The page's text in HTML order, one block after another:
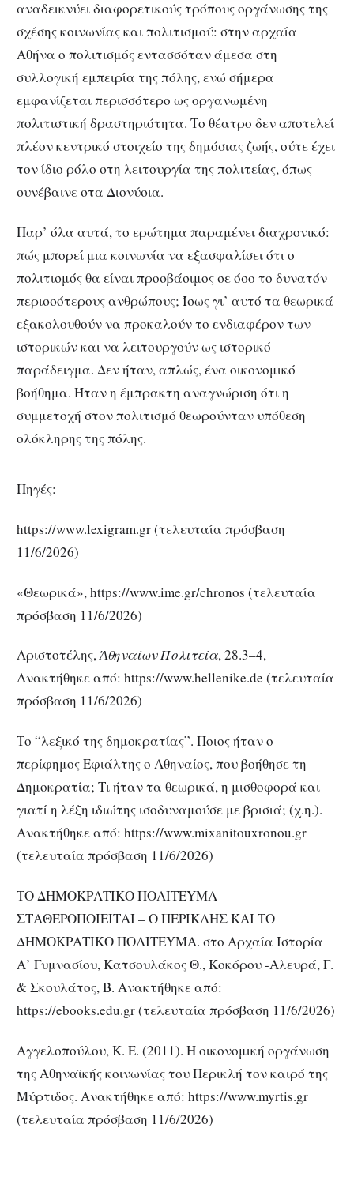
αναδεικνύει διαφορετικούς τρόπους οργάνωσης της
σχέσης κοινωνίας και πολιτισμού: στην αρχαία
Αθήνα ο πολιτισμός εντασσόταν άμεσα στη
συλλογική εμπειρία της πόλης, ενώ σήμερα
εμφανίζεται περισσότερο ως οργανωμένη
πολιτιστική δραστηριότητα. Το θέατρο δεν αποτελεί
πλέον κεντρικό στοιχείο της δημόσιας ζωής, ούτε έχει
τον ίδιο ρόλο στη λειτουργία της πολιτείας, όπως
συνέβαινε στα Διονύσια.
Παρ’ όλα αυτά, το ερώτημα παραμένει διαχρονικό:
πώς μπορεί μια κοινωνία να εξασφαλίσει ότι ο
πολιτισμός θα είναι προσβάσιμος σε όσο το δυνατόν
περισσότερους ανθρώπους; Ίσως γι’ αυτό τα θεωρικά
εξακολουθούν να προκαλούν το ενδιαφέρον των
ιστορικών και να λειτουργούν ως ιστορικό
παράδειγμα. Δεν ήταν, απλώς, ένα οικονομικό
βοήθημα. Ήταν η έμπρακτη αναγνώριση ότι η
συμμετοχή στον πολιτισμό θεωρούνταν υπόθεση
ολόκληρης της πόλης.
Πηγές:
https://www.lexigram.gr (τελευταία πρόσβαση
11/6/2026)
«Θεωρικά», https://www.ime.gr/chronos (τελευταία
πρόσβαση 11/6/2026)
Αριστοτέλης,Ἀθηναίων Πολιτεία, 28.3–4,
Ανακτήθηκε από: https://www.hellenike.de (τελευταία
πρόσβαση 11/6/2026)
Το “λεξικό της δημοκρατίας”. Ποιος ήταν ο
περίφημος Εφιάλτης ο Αθηναίος, που βοήθησε τη
Δημοκρατία; Τι ήταν τα θεωρικά, η μισθοφορά και
γιατί η λέξη ιδιώτης ισοδυναμούσε με βρισιά; (χ.η.).
Ανακτήθηκε από: https://www.mixanitouxronou.gr
(τελευταία πρόσβαση 11/6/2026)
ΤΟ ΔΗΜΟΚΡΑΤIΚΟ ΠΟΛIΤΕYΜΑ
ΣΤΑΘΕΡΟΠΟIΕIΤΑI – Ο ΠΕΡIΚΛΗΣ ΚΑI ΤΟ
ΔΗΜΟΚΡΑΤIΚΟ ΠΟΛIΤΕYΜΑ. στο Αρχαία Ιστορία
Α’ Γυμνασίου, Κατσουλάκος Θ., Κοκόρου -Αλευρά, Γ.
& Σκουλάτος, Β. Ανακτήθηκε από:
https://ebooks.edu.gr (τελευταία πρόσβαση 11/6/2026)
Αγγελοπούλου, Κ. Ε. (2011). Η οικονομική οργάνωση
της Αθηναϊκής κοινωνίας του Περικλή τον καιρό της
Μύρτιδoς. Ανακτήθηκε από: https://www.myrtis.gr
(τελευταία πρόσβαση 11/6/2026)